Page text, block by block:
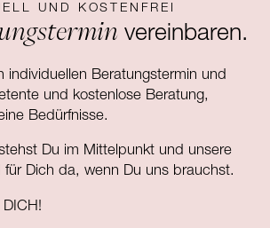
UND KOSTENFREI
vereinbaren.
individuellen Beratungstermin und
und kostenlose Beratung,
Bedürfnisse.
Du im Mittelpunkt und unsere
für Dich da, wenn Du uns brauchst.